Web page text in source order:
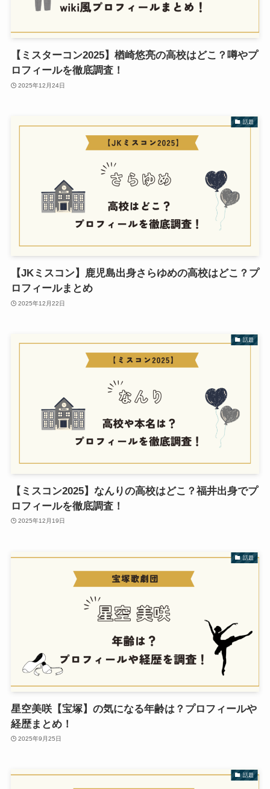
【ミスターコン2025】楢崎悠亮の高校はどこ？噂やプ
ロフィールを徹底調査！
2025年12月24日
話題
【JKミスコン】鹿児島出身さらゆめの高校はどこ？プ
ロフィールまとめ
2025年12月22日
話題
【ミスコン2025】なんりの高校はどこ？福井出身でプ
ロフィールを徹底調査！
2025年12月19日
話題
星空美咲【宝塚】の気になる年齢は？プロフィールや
経歴まとめ！
2025年9月25日
話題